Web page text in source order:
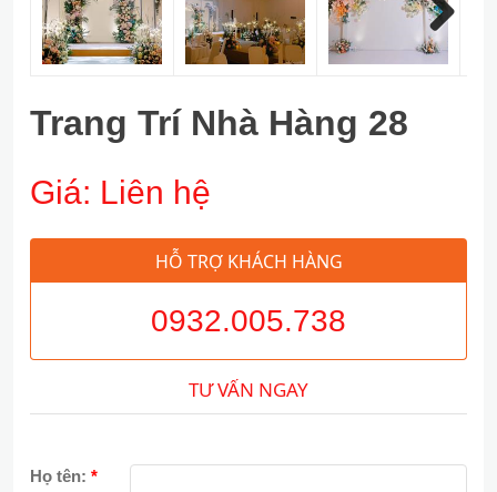
Next
Trang Trí Nhà Hàng 28
Giá: Liên hệ
HỖ TRỢ KHÁCH HÀNG
0932.005.738
TƯ VẤN NGAY
Họ tên: *